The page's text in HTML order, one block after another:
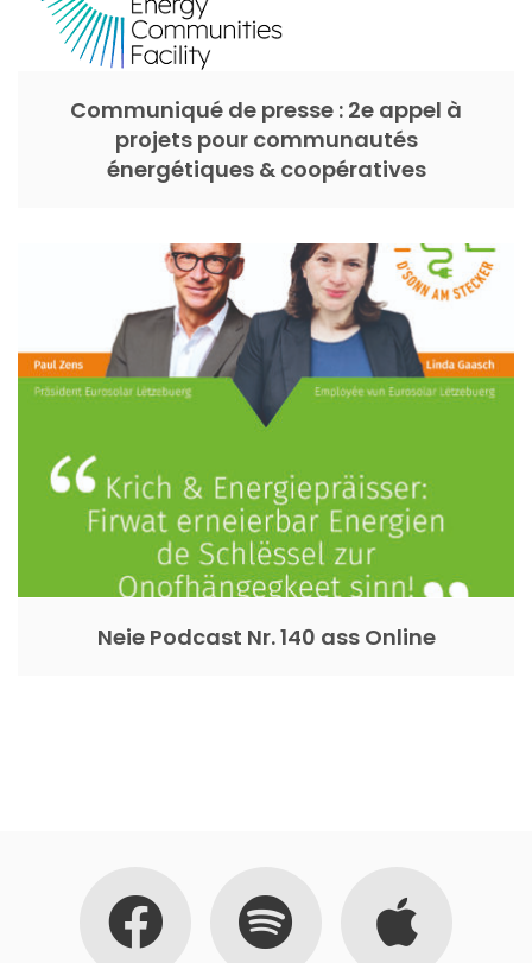
Communiqué de presse : 2e appel à
projets pour communautés
énergétiques & coopératives
Neie Podcast Nr. 140 ass Online